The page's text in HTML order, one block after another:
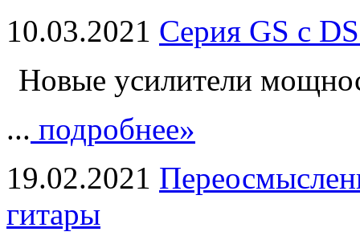
10.03.2021 Серия GS с
Новые усилители
... подробнее»
19.02.2021
гитары